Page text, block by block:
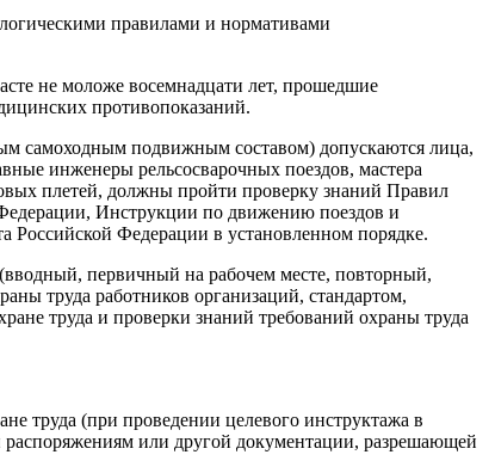
правилами и нормативами
не моложе восемнадцати лет, прошедшие
противопоказаний.
самоходным подвижным составом) допускаются лица,
инженеры рельсосварочных поездов, мастера
плетей, должны пройти проверку знаний Правил
Инструкции по движению поездов и
Российской Федерации в установленном порядке.
первичный на рабочем месте, повторный,
труда работников организаций, стандартом,
труда и проверки знаний требований охраны труда
труда (при проведении целевого инструктажа в
распоряжениям или другой документации, разрешающей